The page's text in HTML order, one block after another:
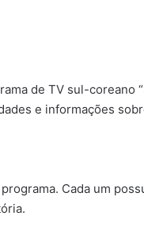
de TV sul-coreano
e informações
Cada um